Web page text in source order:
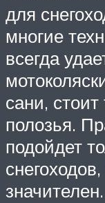
для
многие
всегда
сани,
полозья.
подойдет
значителен.